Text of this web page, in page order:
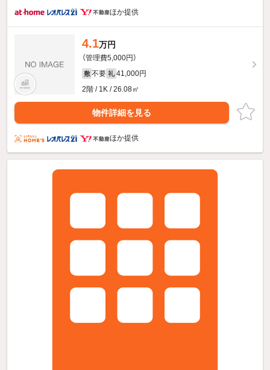
ほか提供
4.1万円
（管理費5,000円）
敷 不要 礼 41,000円
2階 / 1K / 26.08㎡
物件詳細を見る
ほか提供